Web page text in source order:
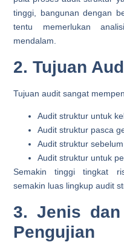
tinggi, bangunan dengan
tentu memerlukan
mendalam.
2. Tujuan
Tujuan audit sangat
Audit struktur untuk
Audit struktur pasca
Audit struktur
Audit struktur untuk
Semakin tinggi tingkat
semakin luas lingkup audit
3. Jenis
Pengujian